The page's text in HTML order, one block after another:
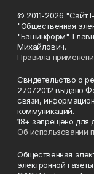
© 2011-2026 "Сайт
"Общественная
"Башинформ".
Михайлович.
Правила
Свидетельство о
27.07.2012 выдано
связи,
коммуникаций.
18+ запрещено для
Об использовании
Общественная
электронной